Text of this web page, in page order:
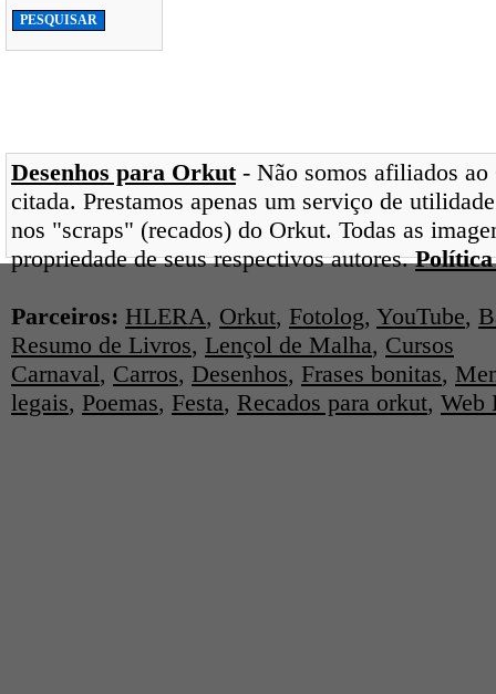
Desenhos para Orkut- Não somos afiliados
citada. Prestamos apenas um serviço de
nos "scraps" (recados) do Orkut. Todas as
propriedade de seus respectivos autores.
Parceiros: HLERA, Orkut, Fotolog, YouTube,
Resumo de Livros, Lençol de Malha, Cursos
Carnaval, Carros, Desenhos, Frases bonitas,
legais, Poemas, Festa, Recados para orkut, Web